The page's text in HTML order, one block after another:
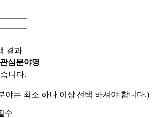
결과
관심분야명
니다.
야는 최소 하나 이상 선택 하셔야 합니다.)